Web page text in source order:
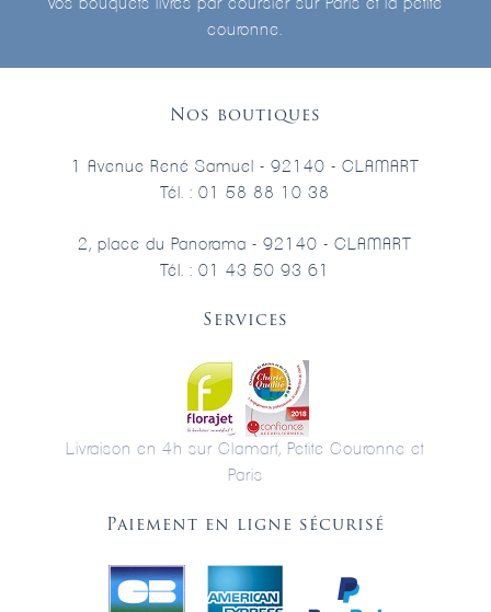
Vos bouquets livrés par coursier sur Paris et la petite
couronne.
Nos boutiques
1 Avenue René Samuel - 92140 - CLAMART
Tél. : 01 58 88 10 38
2, place du Panorama - 92140 - CLAMART
Tél. : 01 43 50 93 61
Services
Livraison en 4h sur Clamart, Petite Couronne et
Paris
Paiement en ligne sécurisé